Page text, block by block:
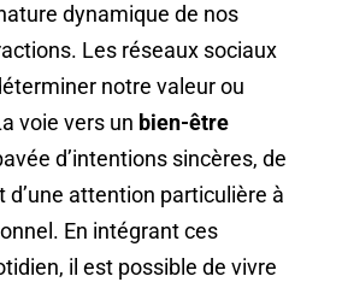
dynamique de nos
Les réseaux sociaux
notre valeur ou
voie vers un bien-être
d’intentions sincères, de
d’une attention particulière à
En intégrant ces
il est possible de vivre